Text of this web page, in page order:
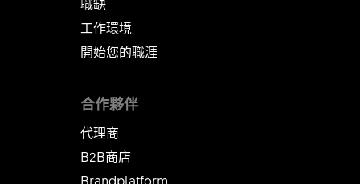
工作環境
開始您的職涯
合作夥伴
代理商
B2B商店
Brandplatform